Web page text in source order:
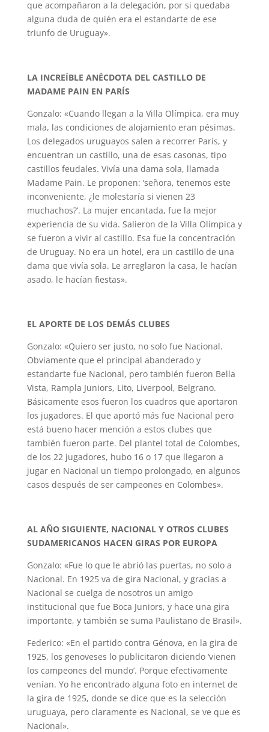
que acompañaron a la delegación, por si quedaba
alguna duda de quién era el estandarte de ese
triunfo de Uruguay».
LA INCREÍBLE ANÉCDOTA DEL CASTILLO DE
MADAME PAIN EN PARÍS
Gonzalo: «Cuando llegan a la Villa Olímpica, era muy
mala, las condiciones de alojamiento eran pésimas.
Los delegados uruguayos salen a recorrer París, y
encuentran un castillo, una de esas casonas, tipo
castillos feudales. Vivía una dama sola, llamada
Madame Pain. Le proponen: ‘señora, tenemos este
inconveniente, ¿le molestaría si vienen 23
muchachos?’. La mujer encantada, fue la mejor
experiencia de su vida. Salieron de la Villa Olímpica y
se fueron a vivir al castillo. Esa fue la concentración
de Uruguay. No era un hotel, era un castillo de una
dama que vivía sola. Le arreglaron la casa, le hacían
asado, le hacían fiestas».
EL APORTE DE LOS DEMÁS CLUBES
Gonzalo: «Quiero ser justo, no solo fue Nacional.
Obviamente que el principal abanderado y
estandarte fue Nacional, pero también fueron Bella
Vista, Rampla Juniors, Lito, Liverpool, Belgrano.
Básicamente esos fueron los cuadros que aportaron
los jugadores. El que aportó más fue Nacional pero
está bueno hacer mención a estos clubes que
también fueron parte. Del plantel total de Colombes,
de los 22 jugadores, hubo 16 o 17 que llegaron a
jugar en Nacional un tiempo prolongado, en algunos
casos después de ser campeones en Colombes».
AL AÑO SIGUIENTE, NACIONAL Y OTROS CLUBES
SUDAMERICANOS HACEN GIRAS POR EUROPA
Gonzalo: «Fue lo que le abrió las puertas, no solo a
Nacional. En 1925 va de gira Nacional, y gracias a
Nacional se cuelga de nosotros un amigo
institucional que fue Boca Juniors, y hace una gira
importante, y también se suma Paulistano de Brasil».
Federico: «En el partido contra Génova, en la gira de
1925, los genoveses lo publicitaron diciendo ‘vienen
los campeones del mundo’. Porque efectivamente
venían. Yo he encontrado alguna foto en internet de
la gira de 1925, donde se dice que es la selección
uruguaya, pero claramente es Nacional, se ve que es
Nacional».